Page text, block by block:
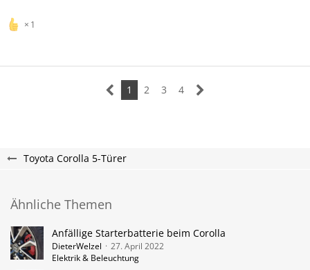
1
1 2 3 4
Toyota Corolla 5-Türer
Ähnliche Themen
Anfällige Starterbatterie beim Corolla
DieterWelzel
27. April 2022
Elektrik & Beleuchtung